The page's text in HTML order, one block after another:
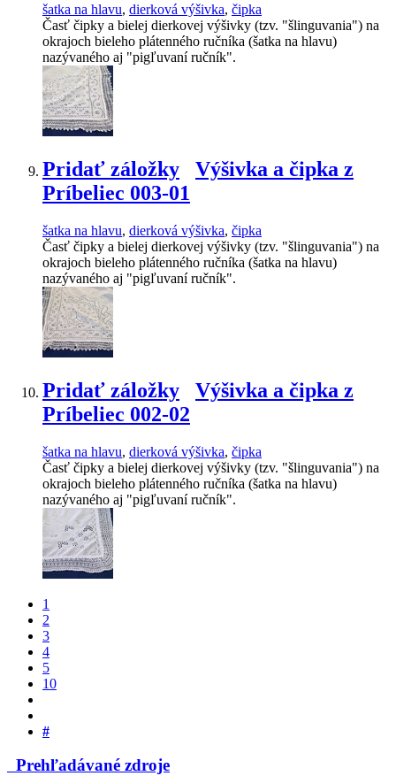
šatka na hlavu, dierková výšivka, čipka
Časť čipky a bielej dierkovej výšivky (tzv. "šlinguvania") na
okrajoch bieleho plátenného ručníka (šatka na hlavu)
nazývaného aj "pigľuvaní ručník".
Pridať záložky
Výšivka a čipka z
Príbeliec 003-01
šatka na hlavu, dierková výšivka, čipka
Časť čipky a bielej dierkovej výšivky (tzv. "šlinguvania") na
okrajoch bieleho plátenného ručníka (šatka na hlavu)
nazývaného aj "pigľuvaní ručník".
Pridať záložky
Výšivka a čipka z
Príbeliec 002-02
šatka na hlavu, dierková výšivka, čipka
Časť čipky a bielej dierkovej výšivky (tzv. "šlinguvania") na
okrajoch bieleho plátenného ručníka (šatka na hlavu)
nazývaného aj "pigľuvaní ručník".
1
2
3
4
5
10
#
Prehľadávané zdroje